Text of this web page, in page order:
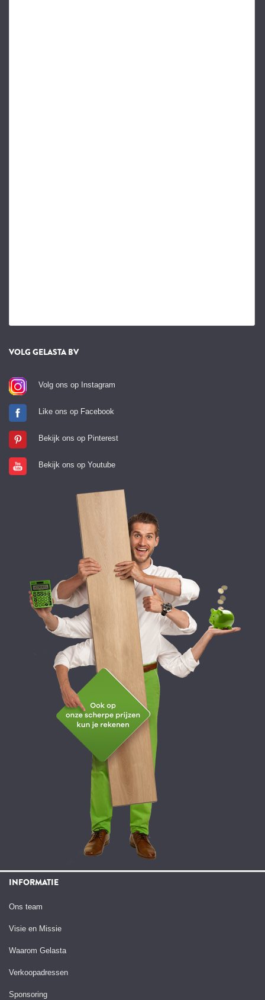
VOLG GELASTA BV
Volg ons op Instagram
Like ons op Facebook
Bekijk ons op Pinterest
Bekijk ons op Youtube
INFORMATIE
Ons team
Visie en Missie
Waarom Gelasta
Verkoopadressen
Sponsoring